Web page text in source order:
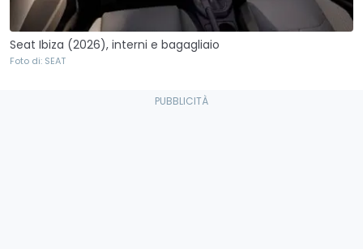
Seat Ibiza (2026), interni e bagagliaio
Foto di: SEAT